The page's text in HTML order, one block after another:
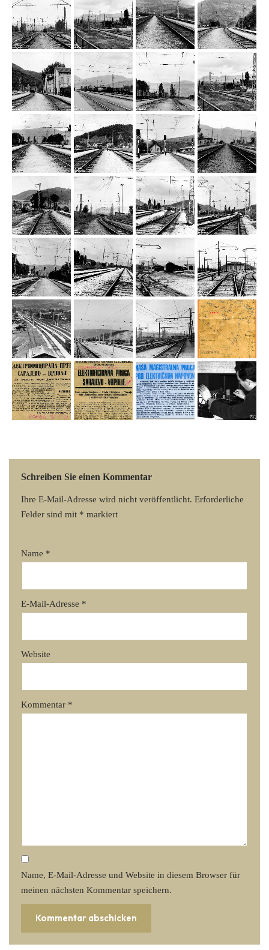
Schreiben Sie einen Kommentar
Ihre E-Mail-Adresse wird nicht veröffentlicht. Erforderliche
Felder sind mit * markiert
Name *
E-Mail-Adresse *
Website
Kommentar *
Name, E-Mail-Adresse und Website in diesem Browser für
meinen nächsten Kommentar speichern.